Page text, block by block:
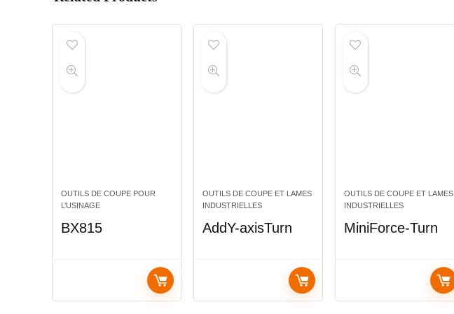
OUTILS DE COUPE POUR
L’USINAGE
BX815
OUTILS DE COUPE ET LAMES
INDUSTRIELLES
AddY-axisTurn
OUTILS DE COUPE ET LAMES
INDUSTRIELLES
MiniForce-Turn